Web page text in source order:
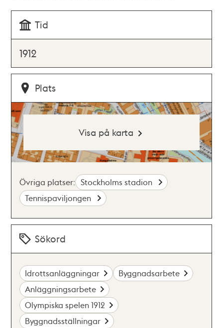
Tid
1912
Plats
Visa på karta
Övriga platser: Stockholms stadion
Tennispaviljongen
Sökord
Idrottsanläggningar
Byggnadsarbete
Anläggningsarbete
Olympiska spelen 1912
Byggnadsställningar